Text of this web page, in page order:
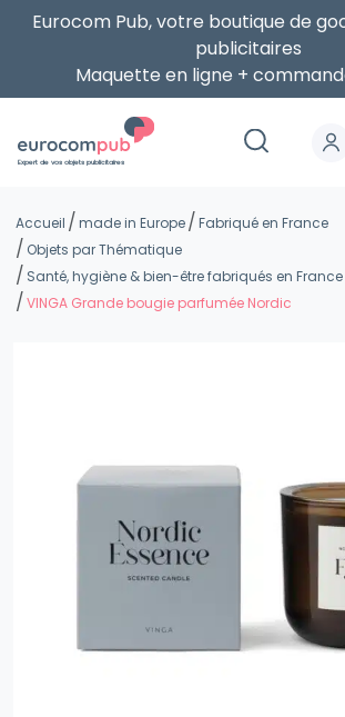
Eurocom Pub, votre boutique de
publicitaires
Maquette en ligne +
Expert de vos objets publicitaires
Accueil made in Europe
Fabriqué en France
Objets par Thématique
Santé, hygiène & bien-être fabriqués en France
VINGA Grande bougie parfumée Nordic